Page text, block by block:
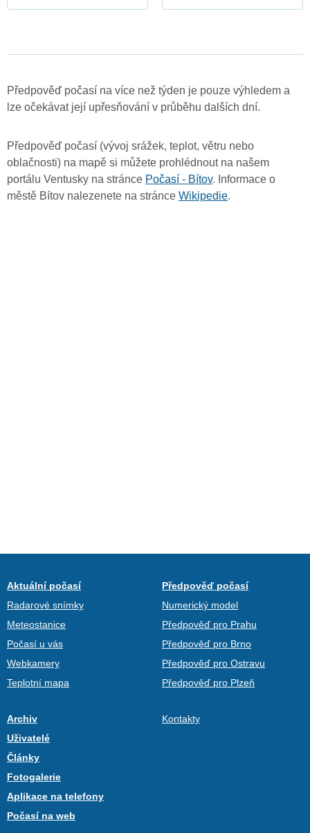
Předpověď počasí na více než týden je pouze výhledem a
lze očekávat její upřesňování v průběhu dalších dní.
Předpověď počasí (vývoj srážek, teplot, větru nebo
oblačnosti) na mapě si můžete prohlédnout na našem
portálu Ventusky na stránce Počasí - Bítov. Informace o
městě Bítov nalezenete na stránce Wikipedie.
Aktuální počasí
Radarové snímky
Meteostanice
Počasí u vás
Webkamery
Teplotní mapa
Předpověď počasí
Numerický model
Předpověď pro Prahu
Předpověď pro Brno
Předpověď pro Ostravu
Předpověď pro Plzeň
Archiv
Uživatelé
Články
Fotogalerie
Aplikace na telefony
Počasí na web
Kontakty